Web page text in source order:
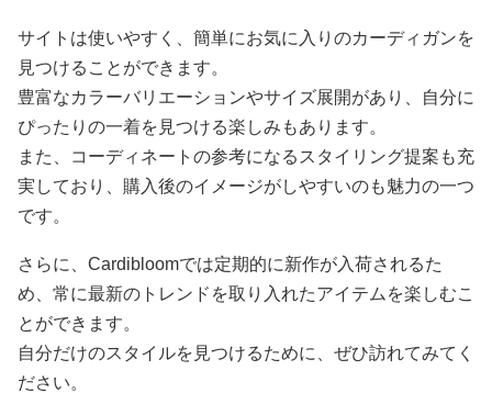
サイトは使いやすく、簡単にお気に入りのカーディガンを
見つけることができます。
豊富なカラーバリエーションやサイズ展開があり、自分に
ぴったりの一着を見つける楽しみもあります。
また、コーディネートの参考になるスタイリング提案も充
実しており、購入後のイメージがしやすいのも魅力の一つ
です。
さらに、Cardibloomでは定期的に新作が入荷されるた
め、常に最新のトレンドを取り入れたアイテムを楽しむこ
とができます。
自分だけのスタイルを見つけるために、ぜひ訪れてみてく
ださい。